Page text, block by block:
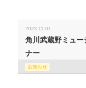
2023.11.01
角川武蔵野ミュー
ナー
お知らせ